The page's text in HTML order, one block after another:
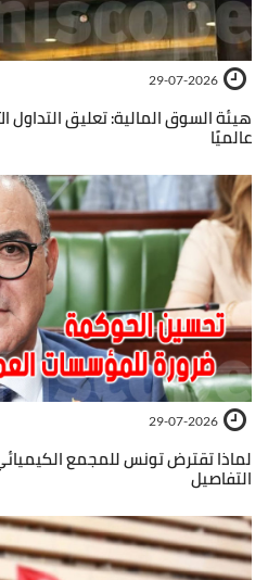
29-07-2026
هيئة السوق المالية: تعليق التداول
عالميًا
29-07-2026
لماذا تقترض تونس للمجمع
التفاصيل